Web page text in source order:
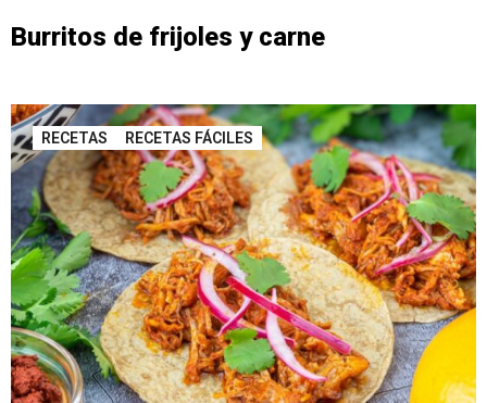
Burritos de frijoles y carne
RECETAS RECETAS FÁCILES